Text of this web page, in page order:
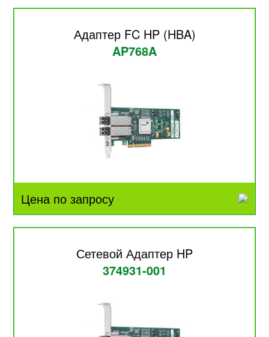
Адаптер FC HP (HBA)
AP768A
Цена по запросу
Сетевой Адаптер HP
374931-001